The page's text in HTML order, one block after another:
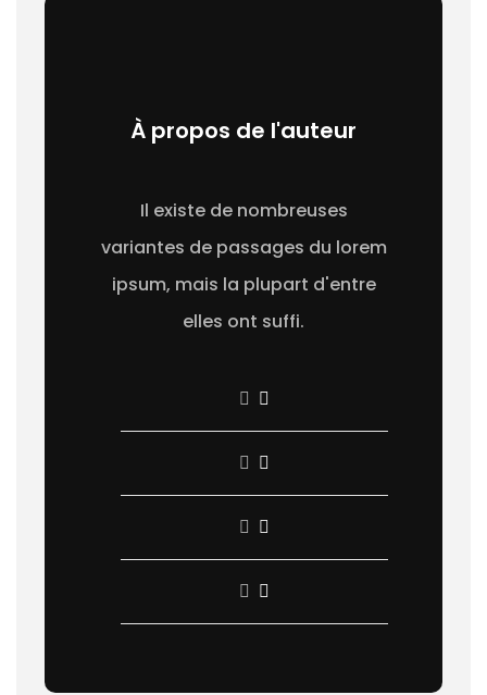
À propos de l'auteur
Il existe de nombreuses
variantes de passages du lorem
ipsum, mais la plupart d'entre
elles ont suffi.